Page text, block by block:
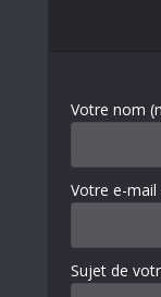
Votre nom
Votre e-mail
Sujet de